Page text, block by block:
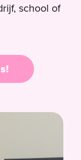
school of